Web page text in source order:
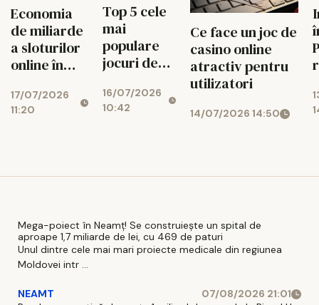
Economia
de miliarde
a sloturilor
online în
17/07/2026
11:20
Top 5 cele
mai
populare
jocuri de
online
16/07/2026
10:42
Ce face un joc de
casino online
atractiv pentru
utilizatori
14/07/2026 14:50
Mega-poiect în Neamț! Se construiește un spital de
aproape 1,7 miliarde de lei, cu 469 de paturi
Unul dintre cele mai mari proiecte medicale din regiunea
Moldovei intr ...
NEAMT
07/08/2026 21:01